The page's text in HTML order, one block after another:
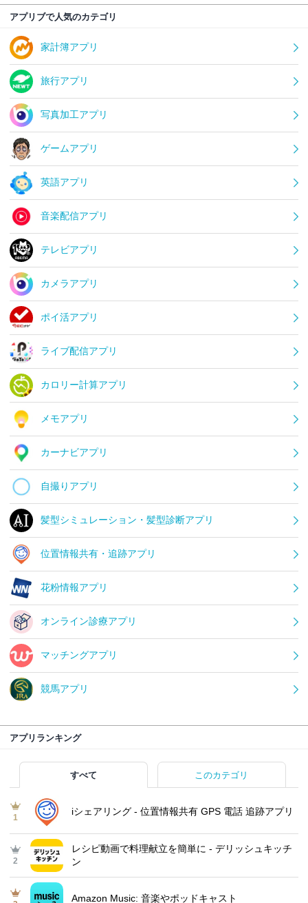
アプリブで人気のカテゴリ
家計簿アプリ
旅行アプリ
写真加工アプリ
ゲームアプリ
英語アプリ
音楽配信アプリ
テレビアプリ
カメラアプリ
ポイ活アプリ
ライブ配信アプリ
カロリー計算アプリ
メモアプリ
カーナビアプリ
自撮りアプリ
髪型シミュレーション・髪型診断アプリ
位置情報共有・追跡アプリ
花粉情報アプリ
オンライン診療アプリ
マッチングアプリ
競馬アプリ
アプリランキング
すべて このカテゴリ
1
iシェアリング - 位置情報共有 GPS 電話 追跡アプリ
2
レシピ動画で料理献立を簡単‪に - デリッシュキッチ
ン
Amazon Music: 音楽やポッドキャスト